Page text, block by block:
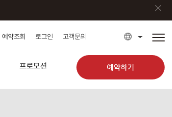
×
예약조회 로그인 고객문의
프로모션 예약하기